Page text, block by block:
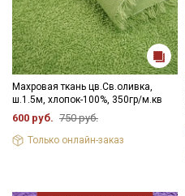
Махровая ткань цв.Св.оливка,
ш.1.5м, хлопок-100%, 350гр/м.кв
600 руб. 750 руб.
Только онлайн-заказ